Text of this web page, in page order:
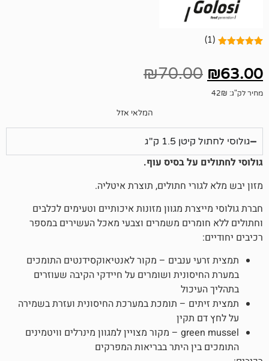
₪70.00
1.5 ק"ג
על בסיס עוף.
חתולים, תוצרת איטליה.
מגוון מזונות איכותיים וטעימים לכלבים
משמרים וצבעי מאכל העשירים במספר
ענבים – מקור לאנטיאוקסידנטים התומכים
ושומרים על חיידקי הקיבה שעוזרים
– תומכת במערכת החיסונית ועזרת בשמירה
green mussel – מקור מצויין למגוון מינרלים וויטמינים
היתר בבריאות המפרקים